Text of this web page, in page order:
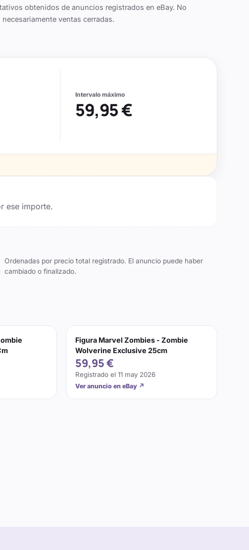
obtenidos de anuncios registrados en eBay. No
necesariamente ventas cerradas.
Intervalo máximo
59,95 €
ese importe.
Ordenadas por precio total registrado. El anuncio puede haber
cambiado o finalizado.
Figura Marvel Zombies - Zombie
Wolverine Exclusive 25cm
59,95 €
Registrado el 11 may 2026
Ver anuncio en eBay ↗